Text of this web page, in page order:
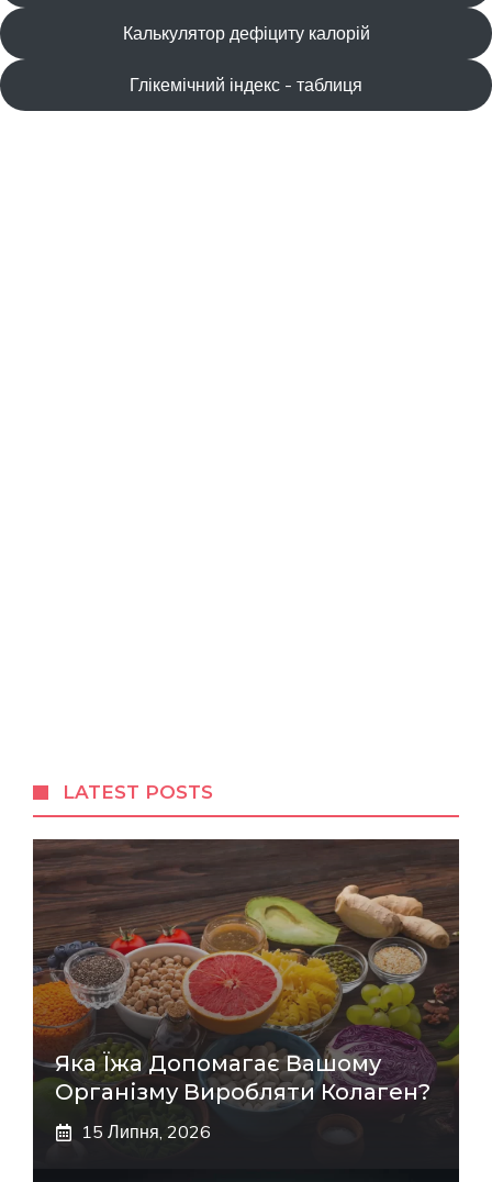
Калькулятор дефіциту калорій
Глікемічний індекс - таблиця
LATEST POSTS
Яка Їжа Допомагає Вашому
Організму Виробляти Колаген?
15 Липня, 2026